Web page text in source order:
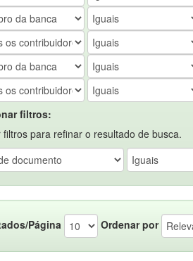
filtros:
filtros para refinar o resultado de busca.
Página Ordenar por